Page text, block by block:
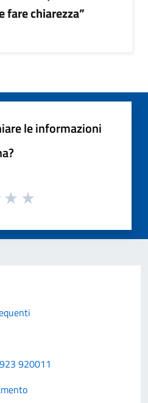
fare chiarezza”
le informazioni
920011